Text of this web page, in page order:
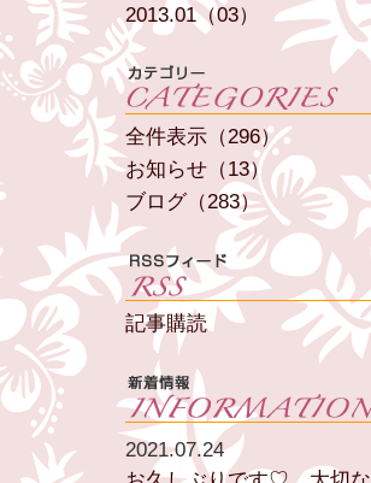
2013.01（03）
全件表示（296）
お知らせ（13）
ブログ（283）
記事購読
2021.07.24